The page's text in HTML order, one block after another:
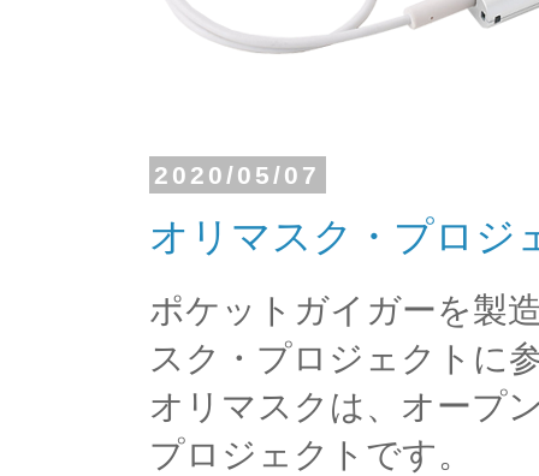
2020/05/07
オリマスク・プロジ
ポケットガイガーを製
スク・プロジェクトに
オリマスクは、オープ
プロジェクトです。